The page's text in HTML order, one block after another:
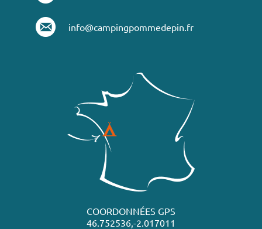
info@campingpommedepin.fr
COORDONNÉES GPS
46.752536,-2.017011